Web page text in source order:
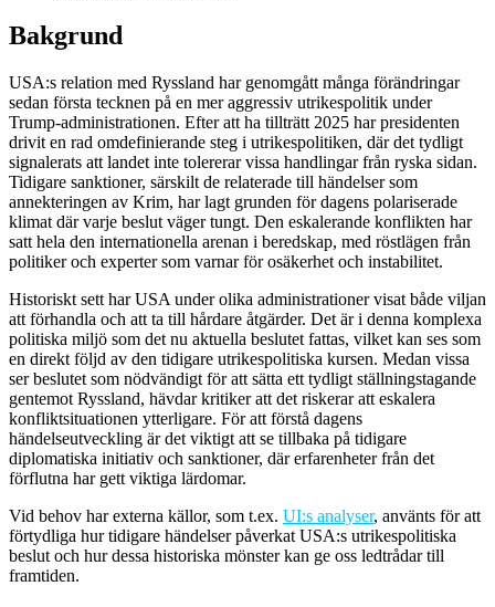
Bakgrund
USA:s relation med Ryssland har genomgått många förändringar
sedan första tecknen på en mer aggressiv utrikespolitik under
Trump-administrationen. Efter att ha tillträtt 2025 har presidenten
drivit en rad omdefinierande steg i utrikespolitiken, där det tydligt
signalerats att landet inte tolererar vissa handlingar från ryska sidan.
Tidigare sanktioner, särskilt de relaterade till händelser som
annekteringen av Krim, har lagt grunden för dagens polariserade
klimat där varje beslut väger tungt. Den eskalerande konflikten har
satt hela den internationella arenan i beredskap, med röstlägen från
politiker och experter som varnar för osäkerhet och instabilitet.
Historiskt sett har USA under olika administrationer visat både viljan
att förhandla och att ta till hårdare åtgärder. Det är i denna komplexa
politiska miljö som det nu aktuella beslutet fattas, vilket kan ses som
en direkt följd av den tidigare utrikespolitiska kursen. Medan vissa
ser beslutet som nödvändigt för att sätta ett tydligt ställningstagande
gentemot Ryssland, hävdar kritiker att det riskerar att eskalera
konfliktsituationen ytterligare. För att förstå dagens
händelseutveckling är det viktigt att se tillbaka på tidigare
diplomatiska initiativ och sanktioner, där erfarenheter från det
förflutna har gett viktiga lärdomar.
Vid behov har externa källor, som t.ex. UI:s analyser, använts för att
förtydliga hur tidigare händelser påverkat USA:s utrikespolitiska
beslut och hur dessa historiska mönster kan ge oss ledtrådar till
framtiden.